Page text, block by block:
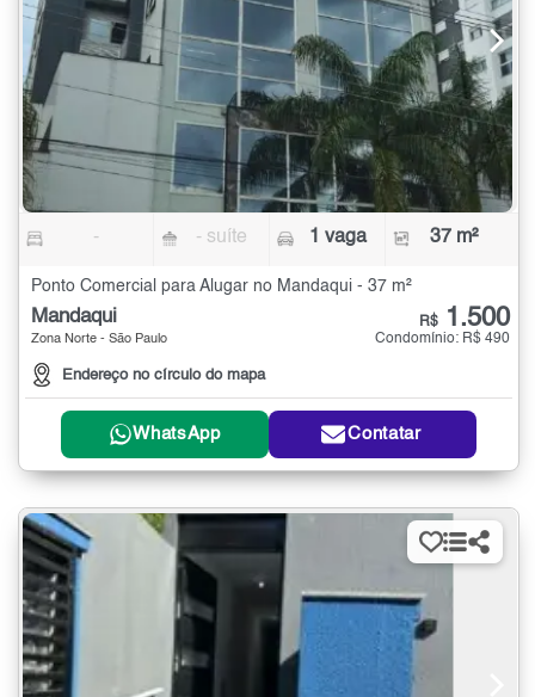
- - suíte 1 vaga 37 m²
Ponto Comercial para Alugar no Mandaqui - 37 m²
Mandaqui
Zona Norte - São Paulo
Endereço no círculo do mapa
R$ 1.500
Condomínio: R$ 490
WhatsApp Contatar